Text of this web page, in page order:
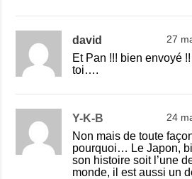
david 27
Et Pan !!! bien envoyé
toi….
Y-K-B 24
Non mais de toute
pourquoi… Le Japon,
son histoire soit l’une
monde, il est aussi un